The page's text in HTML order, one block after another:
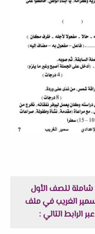
شاملة للصف الأول
الأول 2025 لمستر سمير الغريب في ملف